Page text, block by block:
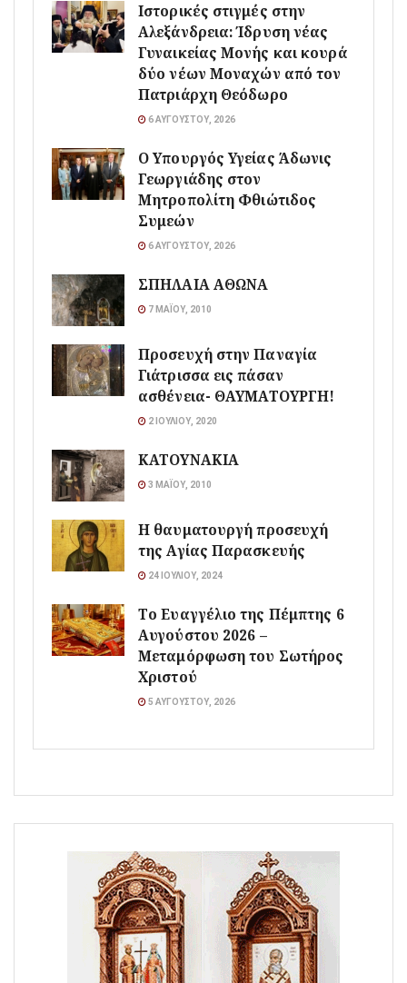
Ιστορικές στιγμές στην
Αλεξάνδρεια: Ίδρυση νέας
Γυναικείας Μονής και κουρά
δύο νέων Μοναχών από τον
Πατριάρχη Θεόδωρο
6 ΑΥΓΟΎΣΤΟΥ, 2026
O Υπουργός Υγείας Άδωνις
Γεωργιάδης στον
Μητροπολίτη Φθιώτιδος
Συμεών
6 ΑΥΓΟΎΣΤΟΥ, 2026
ΣΠΗΛΑΙΑ ΑΘΩΝΑ
7 ΜΑΪ́ΟΥ, 2010
Προσευχή στην Παναγία
Γιάτρισσα εις πάσαν
ασθένεια- ΘΑΥΜΑΤΟΥΡΓΗ!
2 ΙΟΥΛΊΟΥ, 2020
ΚΑΤΟΥΝΑΚΙΑ
3 ΜΑΪ́ΟΥ, 2010
Η θαυματουργή προσευχή
της Αγίας Παρασκευής
24 ΙΟΥΛΊΟΥ, 2024
Το Ευαγγέλιο της Πέμπτης 6
Αυγούστου 2026 –
Μεταμόρφωση του Σωτήρος
Χριστού
5 ΑΥΓΟΎΣΤΟΥ, 2026